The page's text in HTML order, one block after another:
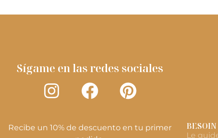
Sígame en las redes sociales
Recibe un 10% de descuento en tu primer
BESOIN
Le